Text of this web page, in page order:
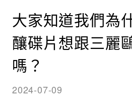
大家知道我們為
釀碟片想跟三麗
嗎？
2024-07-09